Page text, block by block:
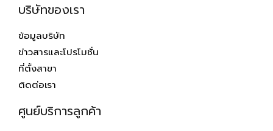
บริษัทของเรา
ข้อมูลบริษัท
ข่าวสารและโปรโมชั่น
ที่ตั้งสาขา
ติดต่อเรา
ศูนย์บริการลูกค้า